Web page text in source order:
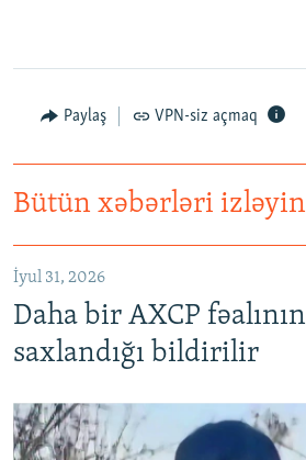
Paylaş VPN-siz açmaq
Bütün xəbərləri izləyin
İyul 31, 2026
Daha bir AXCP fəalının
saxlandığı bildirilir